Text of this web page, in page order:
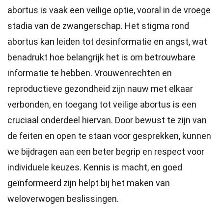
abortus is vaak een veilige optie, vooral in de vroege
stadia van de zwangerschap. Het stigma rond
abortus kan leiden tot desinformatie en angst, wat
benadrukt hoe belangrijk het is om betrouwbare
informatie te hebben. Vrouwenrechten en
reproductieve gezondheid zijn nauw met elkaar
verbonden, en toegang tot veilige abortus is een
cruciaal onderdeel hiervan. Door bewust te zijn van
de feiten en open te staan voor gesprekken, kunnen
we bijdragen aan een beter begrip en respect voor
individuele keuzes. Kennis is macht, en goed
geïnformeerd zijn helpt bij het maken van
weloverwogen beslissingen.